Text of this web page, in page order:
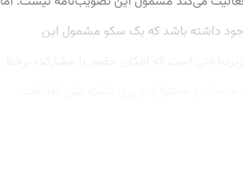
داشته باشد که یک سکو مشمول این